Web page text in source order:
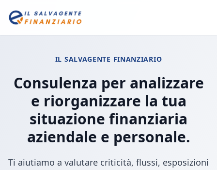
IL SALVAGENTE FINANZIARIO
Consulenza per analizzare
e riorganizzare la tua
situazione finanziaria
aziendale e personale.
Ti aiutiamo a valutare criticità, flussi, esposizioni